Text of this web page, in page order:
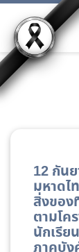
12 กัน
มหาดไ
สิ่งของ
ตามโค
นักเรีย
ภาคบัง